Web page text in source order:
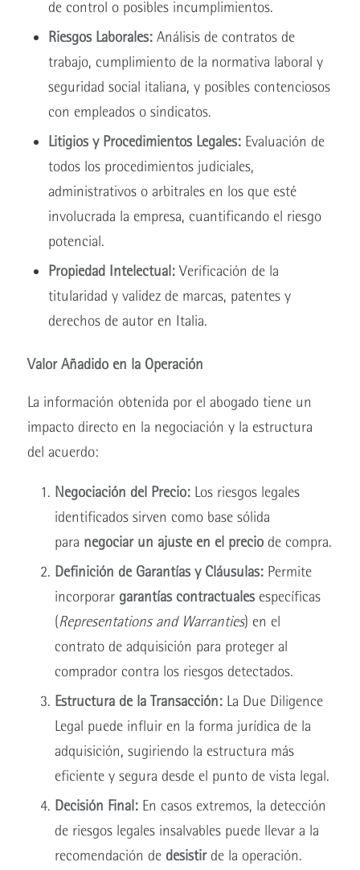
de control o posibles incumplimientos.
Riesgos Laborales:Análisis de contratos de
trabajo, cumplimiento de la normativa laboral y
seguridad social italiana, y posibles contenciosos
con empleados o sindicatos.
Litigios y Procedimientos Legales:Evaluación de
todos los procedimientos judiciales,
administrativos o arbitrales en los que esté
involucrada la empresa, cuantificando el riesgo
potencial.
Propiedad Intelectual:Verificación de la
titularidad y validez de marcas, patentes y
derechos de autor en Italia.
Valor Añadido en la Operación
La información obtenida por el abogado tiene un
impacto directo en la negociación y la estructura
del acuerdo:
Negociación del Precio:Los riesgos legales
identificados sirven como base sólida
para negociar un ajuste en el preciode compra.
Definición de Garantías y Cláusulas:Permite
incorporar garantías contractualesespecíficas
(Representations and Warranties) en el
contrato de adquisición para proteger al
comprador contra los riesgos detectados.
Estructura de la Transacción:La Due Diligence
Legal puede influir en la forma jurídica de la
adquisición, sugiriendo la estructura más
eficiente y segura desde el punto de vista legal.
Decisión Final:En casos extremos, la detección
de riesgos legales insalvables puede llevar a la
recomendación de desistirde la operación.